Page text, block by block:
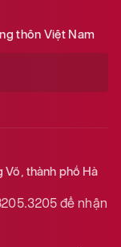
thôn Việt Nam
Võ, thành phố Hà
để nhận